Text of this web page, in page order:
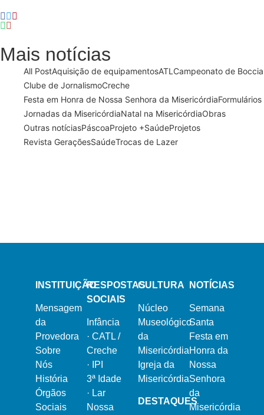
Mais notícias
All PostAquisição de equipamentosATL Campeonato de Boccia
Clube de JornalismoCreche
Festa em Honra de Nossa Senhora da MisericórdiaFormulários
Jornadas da MisericórdiaNatal na MisericórdiaObras
Outras notíciasPáscoaProjeto +SaúdeProjetos
Revista GeraçõesSaúdeTrocas de Lazer
INSTITUIÇÃO
Mensagem
da
Provedora
Sobre
Nós
História
Órgãos
Sociais
RESPOSTAS
SOCIAIS
Infância
· CATL /
Creche
·
IPI
3ª Idade
· Lar
Nossa
CULTURA
Núcleo
Museológico
da
Misericórdia
Igreja da
Misericórdia
DESTAQUES
NOTÍCIAS
Semana
Santa
Festa em
Honra da
Nossa
Senhora
da
Misericórdia